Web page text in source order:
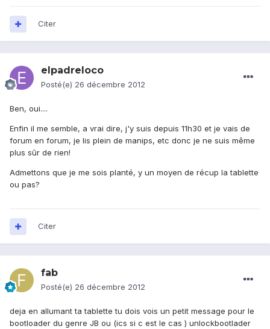
Citer
elpadreloco
Posté(e) 26 décembre 2012
Ben, oui....
Enfin il me semble, a vrai dire, j'y suis depuis 11h30 et je vais de
forum en forum, je lis plein de manips, etc donc je ne suis même
plus sûr de rien!
Admettons que je me sois planté, y un moyen de récup la tablette
ou pas?
Citer
fab
Posté(e) 26 décembre 2012
deja en allumant ta tablette tu dois vois un petit message pour le
bootloader du genre JB ou (ics si c est le cas ) unlockbootlader